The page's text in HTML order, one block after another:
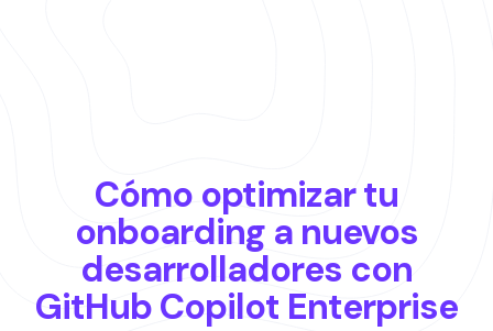
Cómo optimizar tu
onboarding a nuevos
desarrolladores con
GitHub Copilot Enterprise